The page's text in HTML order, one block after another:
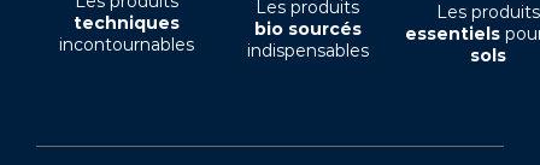
techniques
incontournables
Les produits
bio sourcés
indispensables
Les produits
essentiels
sols